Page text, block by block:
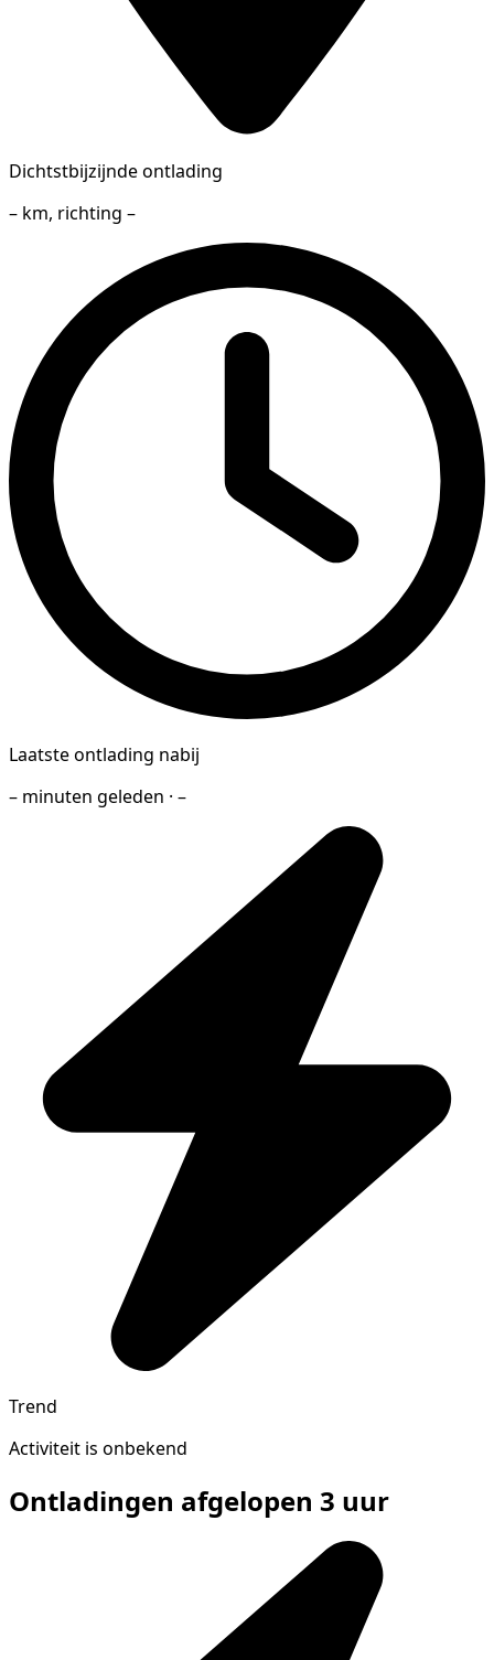
Dichtstbijzijnde ontlading
– km, richting –
Laatste ontlading nabij
– minuten geleden · –
Trend
Activiteit is onbekend
Ontladingen afgelopen 3 uur